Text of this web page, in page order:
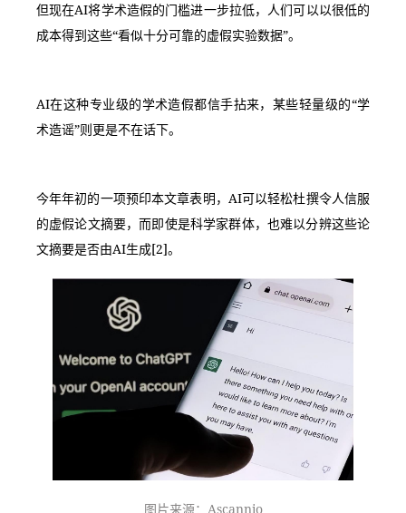
但现在AI将学术造假的门槛进一步拉低，人们可以以很低的
成本得到这些“看似十分可靠的虚假实验数据”。
AI在这种专业级的学术造假都信手拈来，某些轻量级的“学
术造谣”则更是不在话下。
今年年初的一项预印本文章表明，AI可以轻松杜撰令人信服
的虚假论文摘要，而即使是科学家群体，也难以分辨这些论
文摘要是否由AI生成[2]。
图片来源：Ascannio